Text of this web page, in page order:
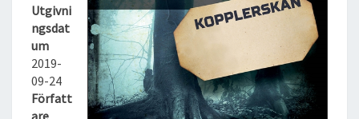
K
A
L
U
D
Utgivni
ngsdat
um
2019-
09-24
Författ
are